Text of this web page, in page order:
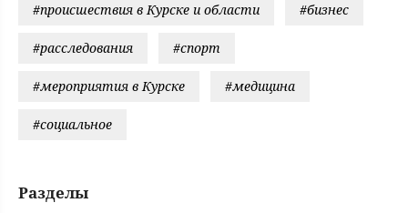
#происшествия в Курске и области #бизнес
#расследования #спорт
#мероприятия в Курске #медицина
#социальное
Разделы